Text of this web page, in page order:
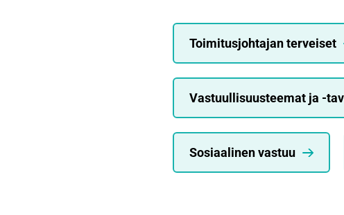
Toimitusjohtajan terveiset
Vastuullisuusteemat ja -
Sosiaalinen vastuu